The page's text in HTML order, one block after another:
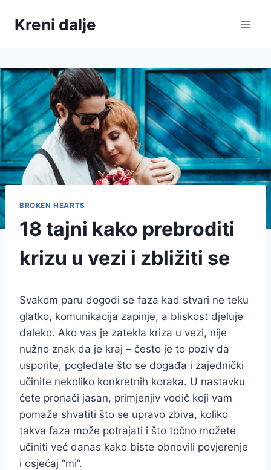
Kreni dalje
BROKEN HEARTS
18 tajni kako prebroditi
krizu u vezi i zbližiti se
Svakom paru dogodi se faza kad stvari ne teku
glatko, komunikacija zapinje, a bliskost djeluje
daleko. Ako vas je zatekla kriza u vezi, nije
nužno znak da je kraj – često je to poziv da
usporite, pogledate što se događa i zajednički
učinite nekoliko konkretnih koraka. U nastavku
ćete pronaći jasan, primjenjiv vodič koji vam
pomaže shvatiti što se upravo zbiva, koliko
takva faza može potrajati i što točno možete
učiniti već danas kako biste obnovili povjerenje
i osjećaj “mi”.